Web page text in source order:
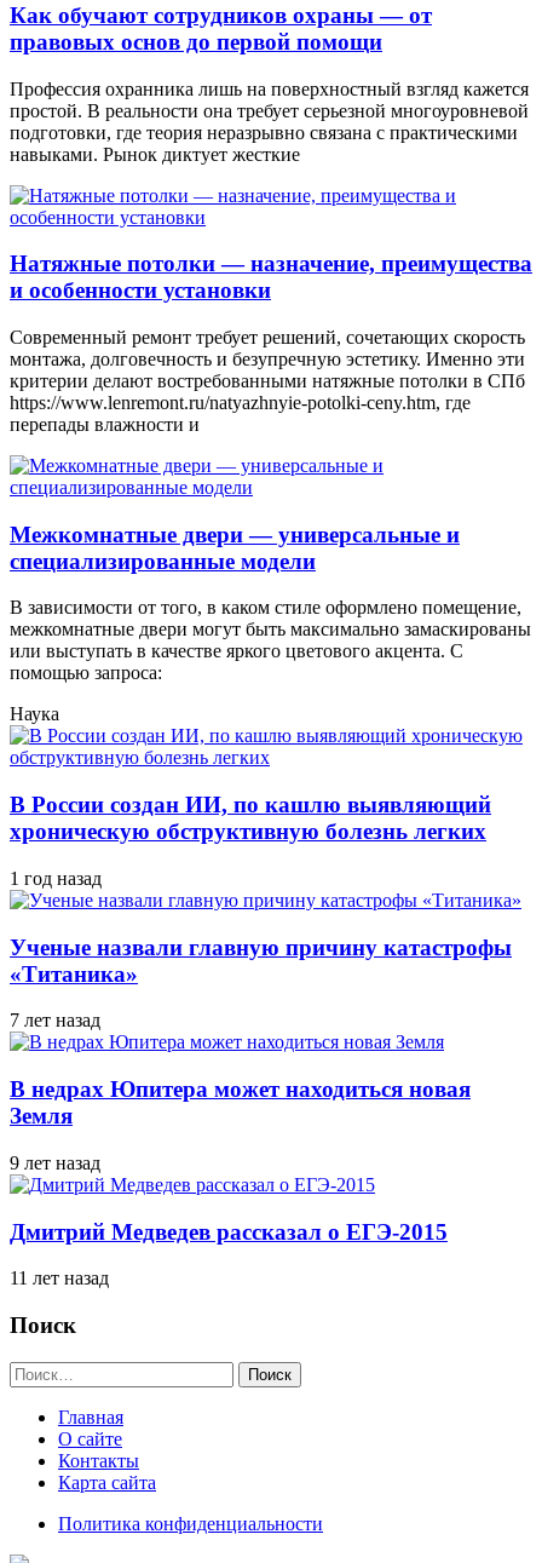
Как обучают сотрудников охраны — от
правовых основ до первой помощи
Профессия охранника лишь на поверхностный взгляд кажется
простой. В реальности она требует серьезной многоуровневой
подготовки, где теория неразрывно связана с практическими
навыками. Рынок диктует жесткие
Натяжные потолки — назначение, преимущества
и особенности установки
Современный ремонт требует решений, сочетающих скорость
монтажа, долговечность и безупречную эстетику. Именно эти
критерии делают востребованными натяжные потолки в СПб
https://www.lenremont.ru/natyazhnyie-potolki-ceny.htm, где
перепады влажности и
Межкомнатные двери — универсальные и
специализированные модели
В зависимости от того, в каком стиле оформлено помещение,
межкомнатные двери могут быть максимально замаскированы
или выступать в качестве яркого цветового акцента. С
помощью запроса:
Наука
В России создан ИИ, по кашлю выявляющий
хроническую обструктивную болезнь легких
1 год назад
Ученые назвали главную причину катастрофы
«Титаника»
7 лет назад
В недрах Юпитера может находиться новая
Земля
9 лет назад
Дмитрий Медведев рассказал о ЕГЭ-2015
11 лет назад
Поиск
Найти:
Главная
О сайте
Контакты
Карта сайта
Политика конфиденциальности